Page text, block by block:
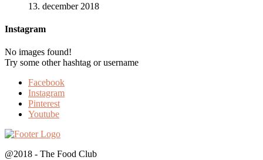
13. december 2018
Instagram
No images found!
Try some other hashtag or username
Facebook
Instagram
Pinterest
Youtube
@2018 - The Food Club